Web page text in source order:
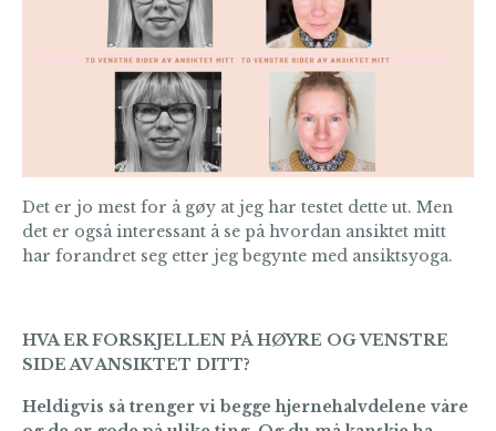
Det er jo mest for å gøy at jeg har testet dette ut. Men
det er også interessant å se på hvordan ansiktet mitt
har forandret seg etter jeg begynte med ansiktsyoga.
HVA ER FORSKJELLEN PÅ HØYRE OG VENSTRE
SIDE AV ANSIKTET DITT?
Heldigvis så trenger vi begge hjernehalvdelene våre